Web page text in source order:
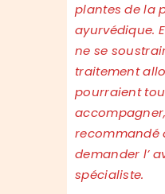
plantes de la
ayurvédique.
ne se
traitement
pourraient
recommandé
demander l’
spécialiste.